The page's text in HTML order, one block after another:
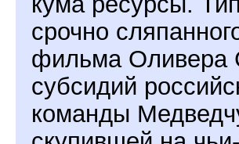
срочно
фильма Оливера
субсидий
команды